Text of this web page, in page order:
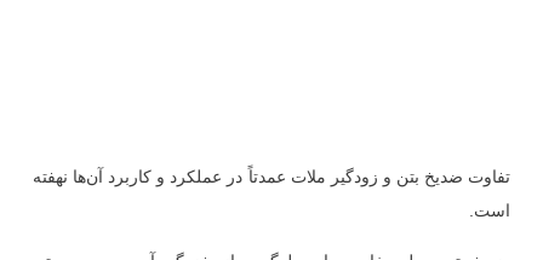
تفاوت ضدیخ بتن و زودگیر ملات عمدتاً در عملکرد و کاربرد آن‌ها نهفته
است.